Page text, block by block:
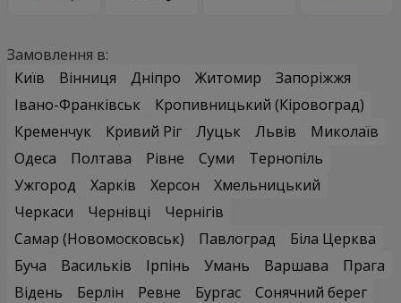
Замовлення в:
Київ
Вінниця Дніпро Житомир
Запоріжжя
Івано-Франківськ
Кропивницький (Кіровоград)
Кременчук
Кривий Ріг Луцьк Львів
Миколаїв
Одеса
Полтава Рівне Суми
Тернопіль
Ужгород
Харків Херсон
Хмельницький
Черкаси
Чернівці
Чернігів
Самар (Новомосковськ)
Павлоград
Біла Церква
Буча
Васильків Ірпінь Умань Варшава
Прага
Відень
Берлін Ревне Бургас
Сонячний берег